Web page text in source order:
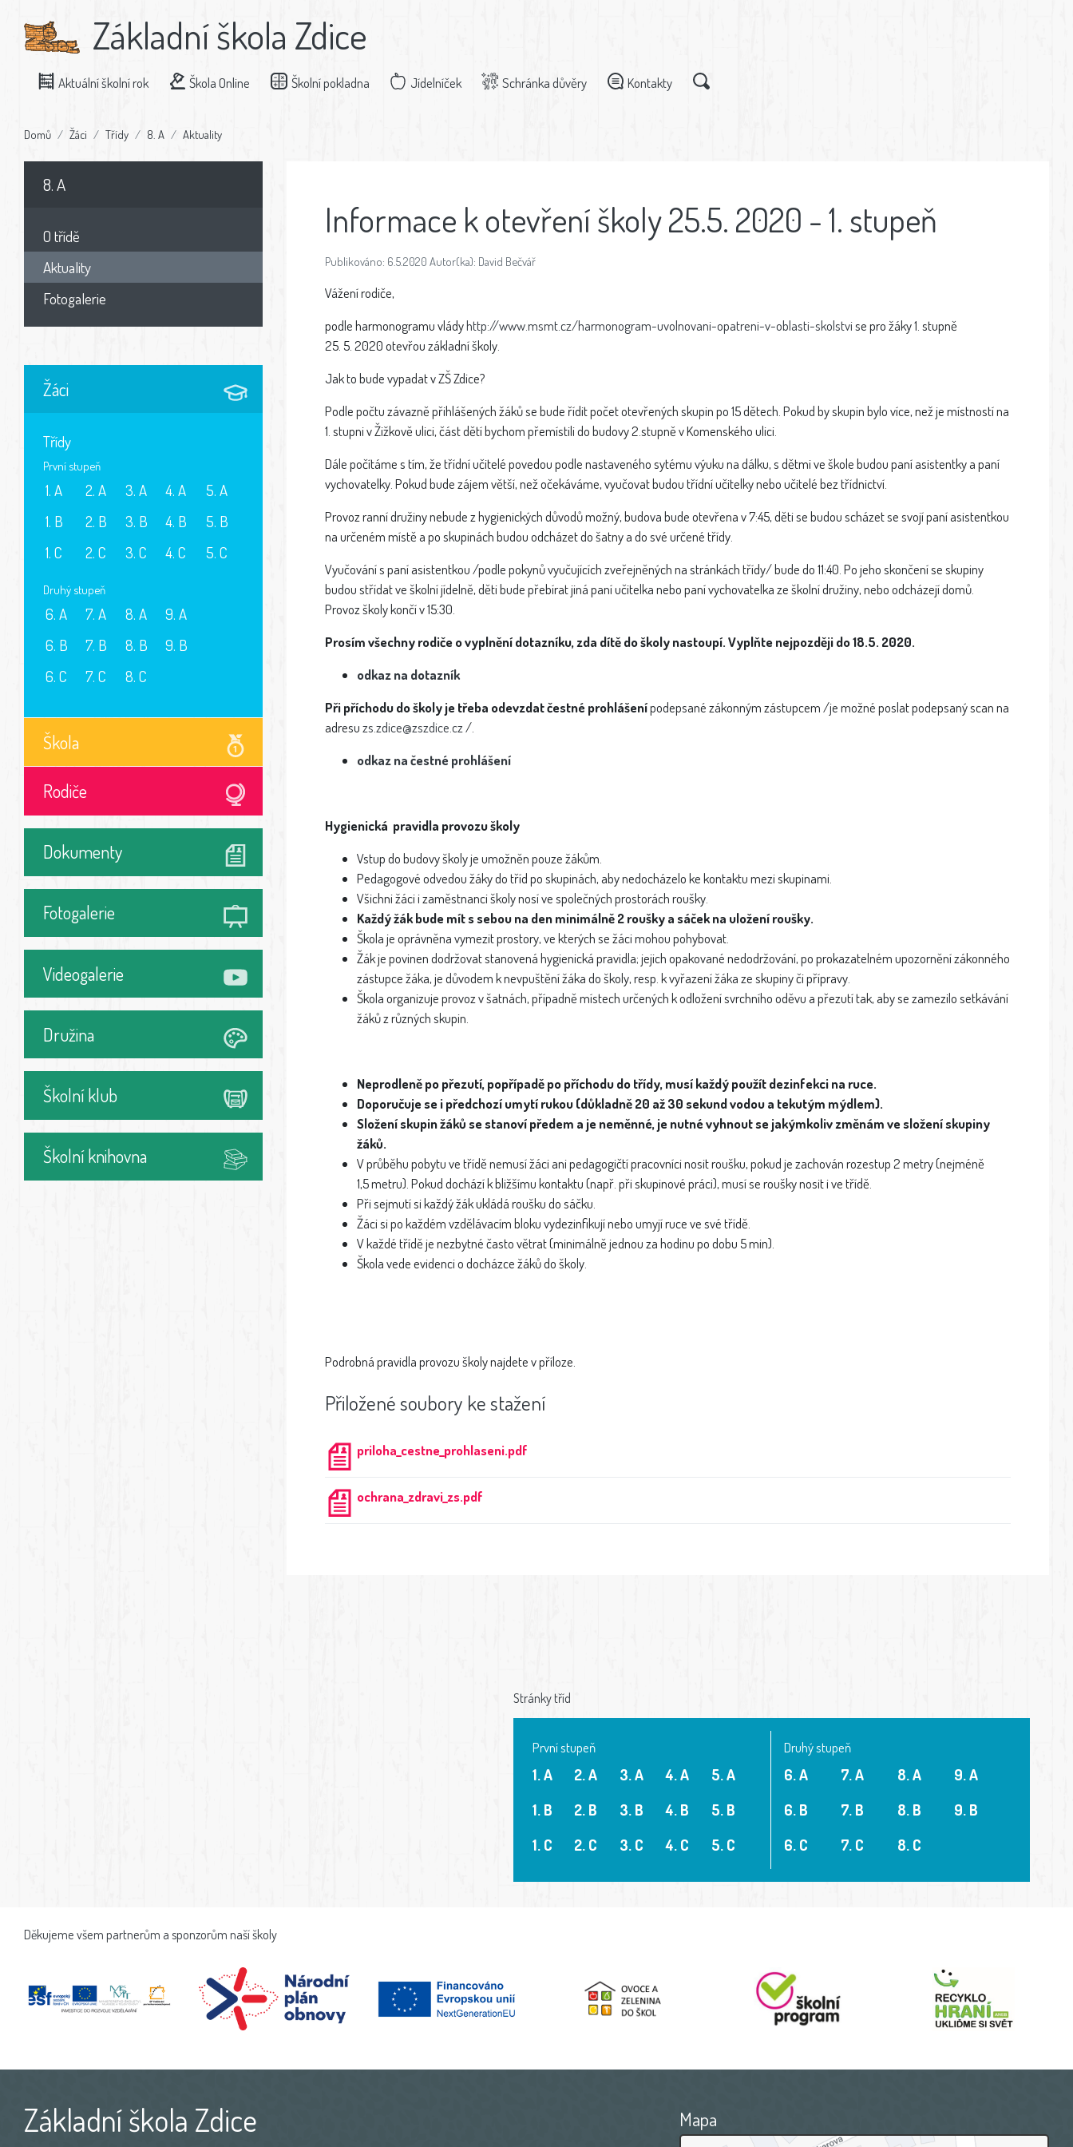
Základní škola Zdice
Aktuální školní rok Škola Online Školní pokladna Jídelníček Schránka důvěry Kontakty
Domů Žáci Třídy 8. A Aktuality
8. A
O třídě
Aktuality
Fotogalerie
Žáci
Třídy
První stupeň
1. A
1. B
1. C
2. A
2. B
2. C
3. A
3. B
3. C
4. A
4. B
4. C
5. A
5. B
5. C
Druhý stupeň
6. A
6. B
6. C
7. A
7. B
7. C
8. A
8. B
8. C
9. A
9. B
Škola
Rodiče
Dokumenty
Fotogalerie
Videogalerie
Družina
Školní klub
Školní knihovna
Informace k otevření školy 25.5. 2020 - 1. stupeň
Publikováno: 6.5.2020 Autor(ka): David Bečvář
Vážení rodiče,
podle harmonogramu vládyhttp://www.msmt.cz/harmonogram-uvolnovani-opatreni-v-oblasti-skolstvise pro žáky 1. stupně
25. 5. 2020 otevřou základní školy.
Jak to bude vypadat v ZŠ Zdice?
Podle počtu závazně přihlášených žáků se bude řídit počet otevřených skupin po 15 dětech. Pokud by skupin bylo více, než je místností na
1. stupni v Žižkově ulici, část dětí bychom přemístili do budovy 2.stupně v Komenského ulici.
Dále počítáme s tím, že třídní učitelé povedou podle nastaveného sytému výuku na dálku, s dětmi ve škole budou paní asistentky a paní
vychovatelky. Pokud bude zájem větší, než očekáváme, vyučovat budou třídní učitelky nebo učitelé bez třídnictví.
Provoz ranní družiny nebude z hygienických důvodů možný, budova bude otevřena v 7:45, děti se budou scházet se svojí paní asistentkou
na určeném místě a po skupinách budou odcházet do šatny a do své určené třídy.
Vyučování s paní asistentkou /podle pokynů vyučujících zveřejněných na stránkách třídy/ bude do 11:40. Po jeho skončení se skupiny
budou střídat ve školní jídelně, děti bude přebírat jiná paní učitelka nebo paní vychovatelka ze školní družiny, nebo odcházejí domů.
Provoz školy končí v 15:30.
Prosím všechny rodiče o vyplnění dotazníku, zda dítě do školy nastoupí. Vyplňte nejpozději do 18.5. 2020.
odkaz na dotazník
Při příchodu do školy je třeba odevzdat čestné prohlášenípodepsané zákonným zástupcem /je možné poslat podepsaný scan na
adresuzs.zdice@zszdice.cz/.
odkaz na čestné prohlášení
Hygienická pravidla provozu školy
Vstup do budovy školy je umožněn pouze žákům.
Pedagogové odvedou žáky do tříd po skupinách, aby nedocházelo ke kontaktu mezi skupinami.
Všichni žáci i zaměstnanci školy nosí ve společných prostorách roušky.
Každý žák bude mít s sebou na den minimálně 2 roušky a sáček na uložení roušky.
Škola je oprávněna vymezit prostory, ve kterých se žáci mohou pohybovat.
Žák je povinen dodržovat stanovená hygienická pravidla; jejich opakované nedodržování, po prokazatelném upozornění zákonného
zástupce žáka, je důvodem k nevpuštění žáka do školy, resp. k vyřazení žáka ze skupiny či přípravy.
Škola organizuje provoz v šatnách, případně místech určených k odložení svrchního oděvu a přezutí tak, aby se zamezilo setkávání
žáků z různých skupin.
Neprodleně po přezutí, popřípadě po příchodu do třídy, musí každý použít dezinfekci na ruce.
Doporučuje se i předchozí umytí rukou (důkladně 20 až 30 sekund vodou a tekutým mýdlem).
Složení skupin žáků se stanoví předem a je neměnné, je nutné vyhnout se jakýmkoliv změnám ve složení skupiny
žáků.
V průběhu pobytu ve třídě nemusí žáci ani pedagogičtí pracovníci nosit roušku, pokud je zachován rozestup 2 metry (nejméně
1,5 metru). Pokud dochází k bližšímu kontaktu (např. při skupinové práci), musí se roušky nosit i ve třídě.
Při sejmutí si každý žák ukládá roušku do sáčku.
Žáci si po každém vzdělávacím bloku vydezinfikují nebo umyjí ruce ve své třídě.
V každé třídě je nezbytné často větrat (minimálně jednou za hodinu po dobu 5 min).
Škola vede evidenci o docházce žáků do školy.
Podrobná pravidla provozu školy najdete v příloze.
Přiložené soubory ke stažení
priloha_cestne_prohlaseni.pdf
ochrana_zdravi_zs.pdf
Stránky tříd
První stupeň
1. A
1. B
1. C
2. A
2. B
2. C
3. A
3. B
3. C
4. A
4. B
4. C
5. A
5. B
5. C
Druhý stupeň
6. A
6. B
6. C
7. A
7. B
7. C
8. A
8. B
8. C
9. A
9. B
Děkujeme všem partnerům a sponzorům naší školy
Základní škola Zdice Mapa